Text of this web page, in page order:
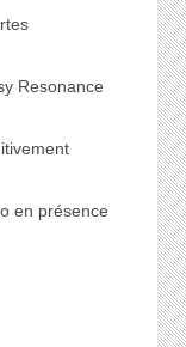
Resonance
en présence